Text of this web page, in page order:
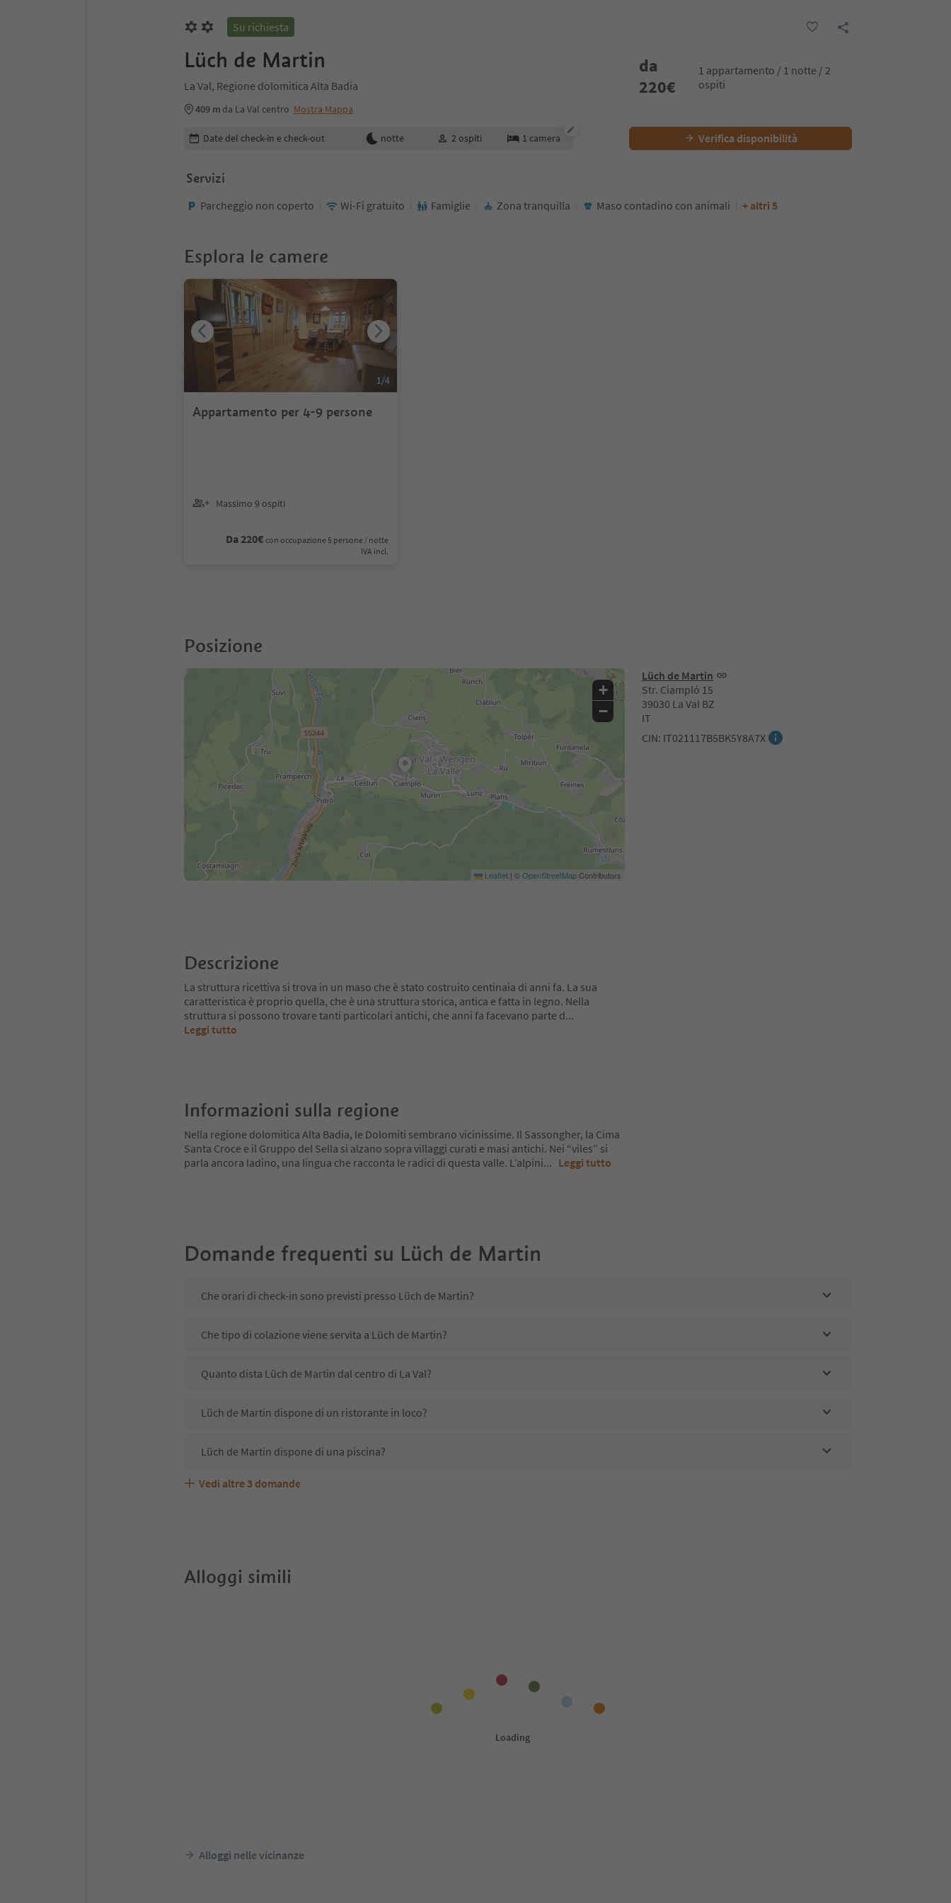
Su richiesta
Lüch de Martin
La Val, Regione dolomitica Alta Badia
409 m da La Val centro Mostra Mappa
da
220€
1 appartamento / 1 notte / 2
ospiti
Modifica i dettagli della prenotazione
Date del check-in e check-out notte 2 ospiti 1 camera Verifica disponibilità
Servizi
Parcheggio non coperto Wi-Fi gratuito Famiglie Zona tranquilla Maso contadino con animali + altri 5
Esplora le camere
Appartamento per 4-9 persone
Massimo 9 ospiti
Da 220€ con occupazione 5 persone / notte
IVA incl.
1/4
Posizione
Lüch de Martin
Str. Ciampló 15
39030 La Val BZ
IT
CIN: IT021117B5BK5Y8A7X
+
−
Leaflet | ©OpenStreetMapContributors
Descrizione
La struttura ricettiva si trova in un maso che è stato costruito centinaia di anni fa. La sua
caratteristica è proprio quella, che è una struttura storica, antica e fatta in legno. Nella
struttura si possono trovare tanti particolari antichi, che anni fa facevano parte d...
Leggi tutto
Informazioni sulla regione
Nella regione dolomitica Alta Badia, le Dolomiti sembrano vicinissime. Il Sassongher, la Cima
Santa Croce e il Gruppo del Sella si alzano sopra villaggi curati e masi antichi. Nei “viles” si
parla ancora ladino, una lingua che racconta le radici di questa valle. L’alpini... Leggi tutto
Domande frequenti su Lüch de Martin
Che orari di check-in sono previsti presso Lüch de Martin?
Che tipo di colazione viene servita a Lüch de Martin?
Quanto dista Lüch de Martin dal centro di La Val?
Lüch de Martin dispone di un ristorante in loco?
Lüch de Martin dispone di una piscina?
Lüch de Martin accetta animali domestici?
Quali servizi/attività sono disponibili presso Lüch de Martin?
Gli ospiti di Lüch de Martin ricevono l'Alto Adige Guest Pass?
Vedi altre 3 domande
Alloggi simili
Alloggi nelle vicinanze